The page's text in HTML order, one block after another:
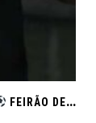
FEIRÃO DE SEMINOVOS EM ALTA – ARACAJU